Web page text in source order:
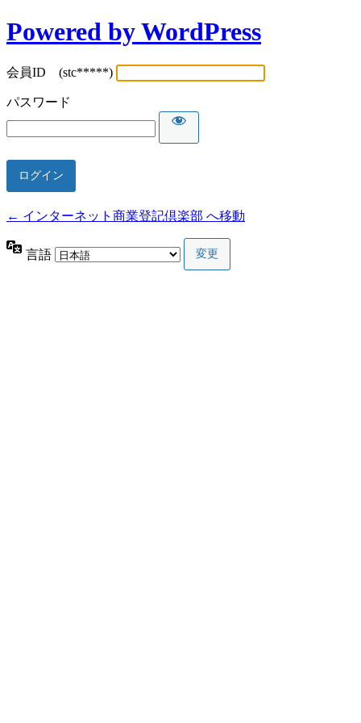
Powered by WordPress
会員ID (stc*****)
パスワード
← インターネット商業登記倶楽部 へ移動
言語